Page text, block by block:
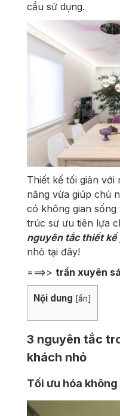
cầu sử dụng.
Thiết kế tối giản với
năng vừa giúp chủ
có không gian
trúc sư ưu tiên lựa
nguyên tắc thiết kế
nhỏ tại đây!
===>> trần xuyên
Nội dung [ẩn]
3 nguyên tắc
khách nhỏ
Tối ưu hóa không